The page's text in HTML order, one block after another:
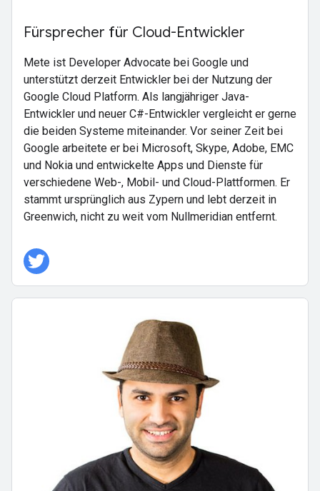
Fürsprecher für Cloud-Entwickler
Mete ist Developer Advocate bei Google und
unterstützt derzeit Entwickler bei der Nutzung der
Google Cloud Platform. Als langjähriger Java-
Entwickler und neuer C#-Entwickler vergleicht er gerne
die beiden Systeme miteinander. Vor seiner Zeit bei
Google arbeitete er bei Microsoft, Skype, Adobe, EMC
und Nokia und entwickelte Apps und Dienste für
verschiedene Web-, Mobil- und Cloud-Plattformen. Er
stammt ursprünglich aus Zypern und lebt derzeit in
Greenwich, nicht zu weit vom Nullmeridian entfernt.